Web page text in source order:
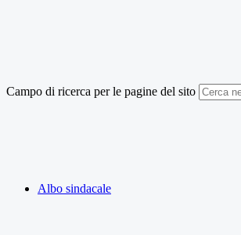
Campo di ricerca per le pagine del sito
Albo sindacale